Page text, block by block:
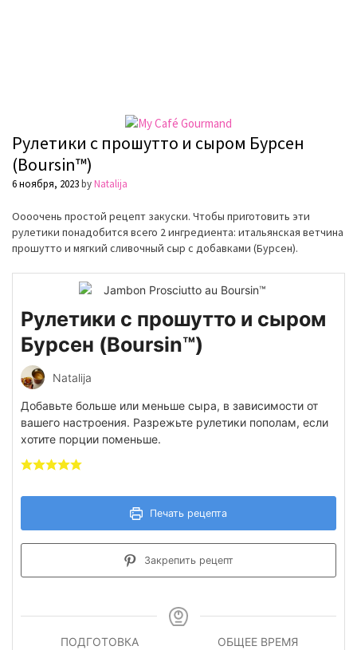
Рулетики с прошутто и сыром Бурсен
(Boursin™)
6 ноября, 2023byNatalija
Оооочень простой рецепт закуски. Чтобы приготовить эти
рулетики понадобится всего 2 ингредиента: итальянская ветчина
прошутто и мягкий сливочный сыр с добавками (Бурсен).
Рулетики с прошутто и сыром
Бурсен (Boursin™)
Natalija
Добавьте больше или меньше сыра, в зависимости от
вашего настроения. Разрежьте рулетики пополам, если
хотите порции поменьше.
Печать рецепта
Закрепить рецепт
ПОДГОТОВКА
ОБЩЕЕ ВРЕМЯ